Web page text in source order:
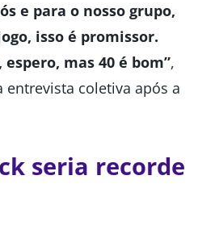
e para o nosso grupo,
isso é promissor.
espero, mas 40 é bom”,
entrevista coletiva após a
seria recorde